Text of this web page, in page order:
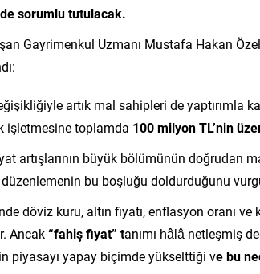
sorumlu tutulacak.
Gayrimenkul Uzmanı Mustafa Hakan
artık mal sahipleri de yaptırımla
işletmesine toplamda 100 milyon TL’nin
artışlarının büyük bölümünün doğrudan
bu boşluğu doldurduğunu
döviz kuru, altın fiyatı, enflasyon oranı
Ancak“fahiş fiyat” tanımı hâlâ netleşmiş
piyasayı yapay biçimde yükselttiği ve bu